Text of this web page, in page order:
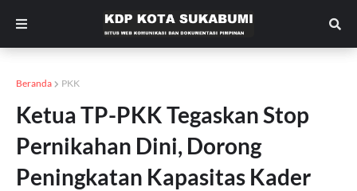
Beranda PKK
Ketua TP-PKK Tegaskan Stop
Pernikahan Dini, Dorong
Peningkatan Kapasitas Kader